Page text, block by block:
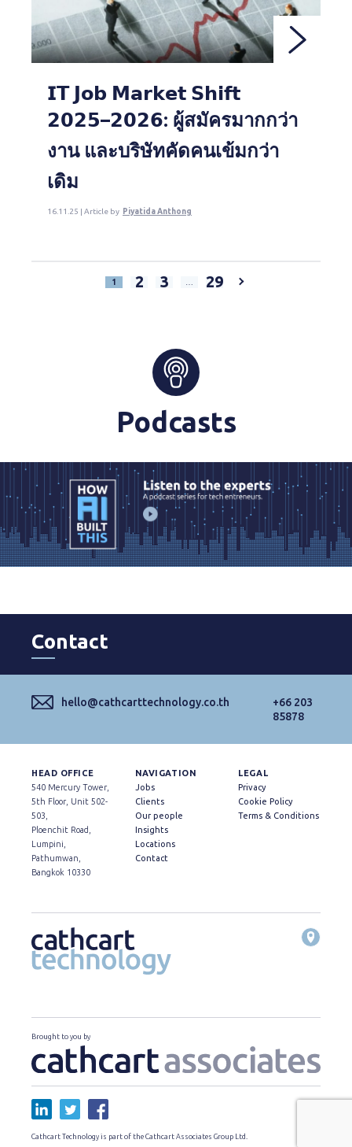
𝗜𝗧 𝗝𝗼𝗯 𝗠𝗮𝗿𝗸𝗲𝘁 𝗦𝗵𝗶𝗳𝘁
𝟮𝟬𝟮𝟱–𝟮𝟬𝟮𝟲: ผู้สมัครมากกว่า
งาน และบริษัทคัดคนเข้มกว่า
เดิม
16.11.25 | Article by Piyatida Anthong
1 2 3 29
Podcasts
Contact
hello@cathcarttechnology.co.th
+66 203
85878
HEAD OFFICE
540 Mercury Tower,
5th Floor, Unit 502-
503,
Ploenchit Road,
Lumpini,
Pathumwan,
Bangkok 10330
NAVIGATION
Jobs
Clients
Our people
Insights
Locations
Contact
LEGAL
Privacy
Cookie Policy
Terms & Conditions
Brought to you by
Cathcart Technology is part of the Cathcart Associates Group Ltd.